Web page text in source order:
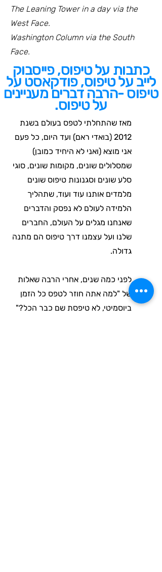
The Leaning Tower in a day via the
West Face.
Washington Column via the South
Face.
כתבות על טיפוס, פייסבוק
לייב על טיפוס, פודקאסט על
טיפוס -הרבה דברים מעניינים
על טיפוס.
מאז שהתחלתי לטפס בעולם בשנת
2012 (בואדי ראם) ועד היום, כל פעם
אני מוצא (ואני לא היחיד כמובן)
שמסלולים שונים, מקומות שונים, סוגי
סלע שונים וסגנונות טיפוס שונים
מלמדים אותנו עוד ועוד, שתהליך
הלמידה לעולם לא נפסק והדברים
שאנחנו מגלים על העולם, החברים
שלנו ועל עצמנו דרך טיפוס הם מתנה
גדולה.
לפני כמה שנים, אחרי הרבה שאלות
של "למה אתה חוזר לטפס כל הזמן
ביוסמיטי, לא טיפסת שם כבר הכל?"